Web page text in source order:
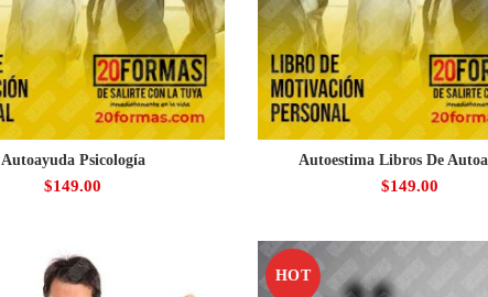
Autoayuda Psicología
$149.00
Autoestima Libros De
$149.00
HOT